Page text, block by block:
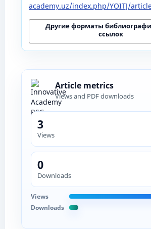
academy.uz/index.php/YOITJ/
Другие форматы
ссылок
Article metrics
Views and PDF downloads
3
Views
0
Downloads
Views
Downloads